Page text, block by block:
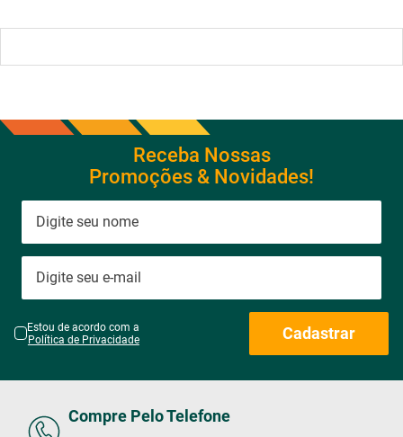
Receba Nossas
Promoções & Novidades!
Estou de acordo com a
Política de Privacidade
Cadastrar
Compre Pelo Telefone